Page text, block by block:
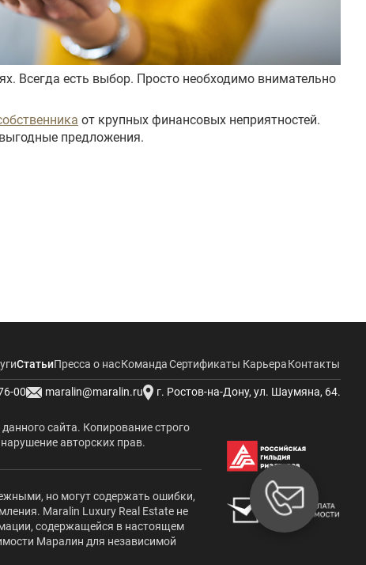
Всегда есть выбор. Просто необходимо внимательно
от крупных финансовых неприятностей.
предложения.
СтатьиПресса о насКомандаСертификаты КарьераКонтакты
00 maralin@maralin.ru г. Ростов-на-Дону, ул. Шаумяна, 64.
сайта. Копирование строго
авторских прав.
но могут содержать ошибки,
Maralin Luxury Real Estate не
содержащейся в настоящем
Маралин для независимой